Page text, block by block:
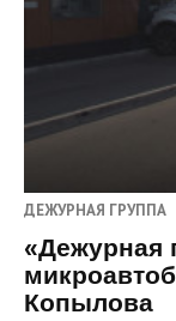
ДЕЖУРНАЯ ГРУППА
«Дежурная
Копылова